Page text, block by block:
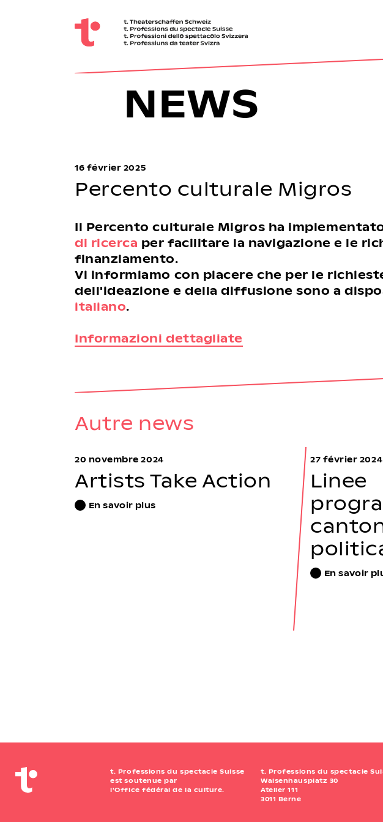
NEWS
16 février 2025
Percento culturale Migros
Il Percento culturale Migros ha
di ricerca per facilitare la navigazione e le
finanziamento.
Vi informiamo con piacere che per le
dell'ideazione e della diffusione sono a
italiano.
Informazioni dettagliate
Autre news
20 novembre 2024
Artists Take Action
En savoir plus
27 février 2024
Linee
En savoir
t. Professions du spectacle Suisse
est soutenue par
l'Office fédéral de la culture.
t. Professions du spectacle
Waisenhausplatz 30
Atelier 111
3011 Berne